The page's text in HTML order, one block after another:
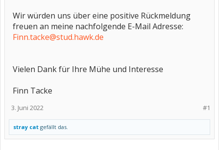
Wir würden uns über eine positive Rückmeldung
freuen an meine nachfolgende E-Mail Adresse:
Finn.tacke@stud.hawk.de
Vielen Dank für Ihre Mühe und Interesse
Finn Tacke
#1
3. Juni 2022
stray cat gefällt das.